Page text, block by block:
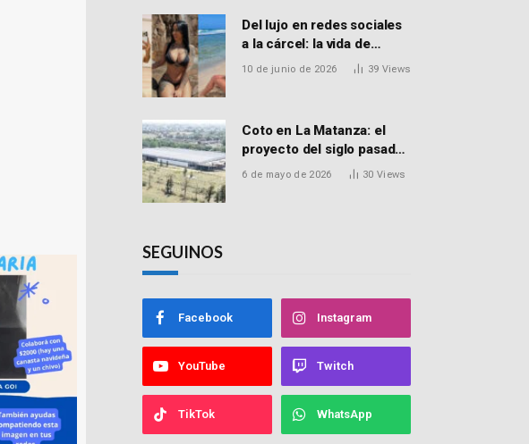
Del lujo en redes sociales
a la cárcel: la vida de
Macarena Distéfano, la
10 de junio de 2026 39 Views
Coto en La Matanza: el
proyecto del siglo pasado
que recibió el aval de la
6 de mayo de 2026 30 Views
SEGUINOS
Facebook Instagram
YouTube Twitch
TikTok WhatsApp